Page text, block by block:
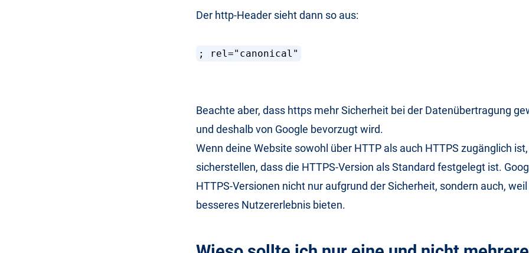
Der http-Header sieht dann so aus:
; rel="canonical"
Beachte aber, dass https mehr Sicherheit bei der Datenübertragung
und deshalb von Google bevorzugt wird.
Wenn deine Website sowohl über HTTP als auch HTTPS zugänglich
sicherstellen, dass die HTTPS-Version als Standard festgelegt ist.
HTTPS-Versionen nicht nur aufgrund der Sicherheit, sondern auch, weil
besseres Nutzererlebnis bieten.